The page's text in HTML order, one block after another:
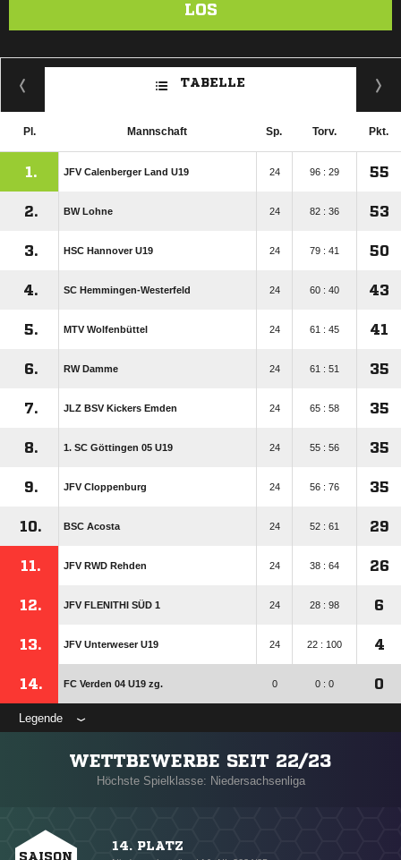
LOS
TABELLE
Pl. Mannschaft Sp. Torv. Pkt.
1. JFV Calenberger Land U19 24 96 : 29 55
2. BW Lohne 24 82 : 36 53
3. HSC Hannover U19 24 79 : 41 50
4. SC Hemmingen-Westerfeld 24 60 : 40 43
5. MTV Wolfenbüttel 24 61 : 45 41
6. RW Damme 24 61 : 51 35
7. JLZ BSV Kickers Emden 24 65 : 58 35
8. 1. SC Göttingen 05 U19 24 55 : 56 35
9. JFV Cloppenburg 24 56 : 76 35
10. BSC Acosta 24 52 : 61 29
11. JFV RWD Rehden 24 38 : 64 26
12. JFV FLENITHI SÜD 1 24 28 : 98 6
13. JFV Unterweser U19 24 22 : 100 4
14. FC Verden 04 U19 zg. 0 0 : 0 0
Legende
WETTBEWERBE SEIT 22/23
Höchste Spielklasse: Niedersachsenliga
SAISON
14. PLATZ